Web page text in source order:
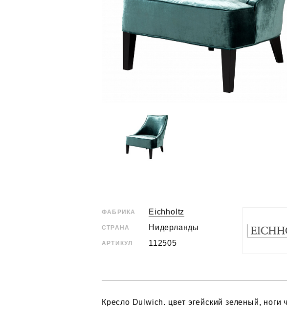
ФАБРИКА Eichholtz
СТРАНА Нидерланды
АРТИКУЛ 112505
Кресло Dulwich. цвет эгейский зеленый, ноги